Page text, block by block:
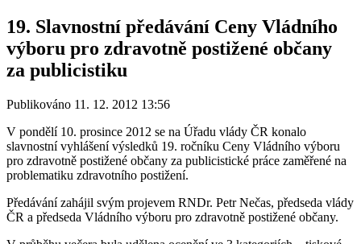
19. Slavnostní předávání Ceny Vládního
výboru pro zdravotně postižené občany
za publicistiku
Publikováno 11. 12. 2012 13:56
V pondělí 10. prosince 2012 se na Úřadu vlády ČR konalo
slavnostní vyhlášení výsledků 19. ročníku Ceny Vládního výboru
pro zdravotně postižené občany za publicistické práce zaměřené na
problematiku zdravotního postižení.
Předávání zahájil svým projevem RNDr. Petr Nečas, předseda vlády
ČR a předseda Vládního výboru pro zdravotně postižené občany.